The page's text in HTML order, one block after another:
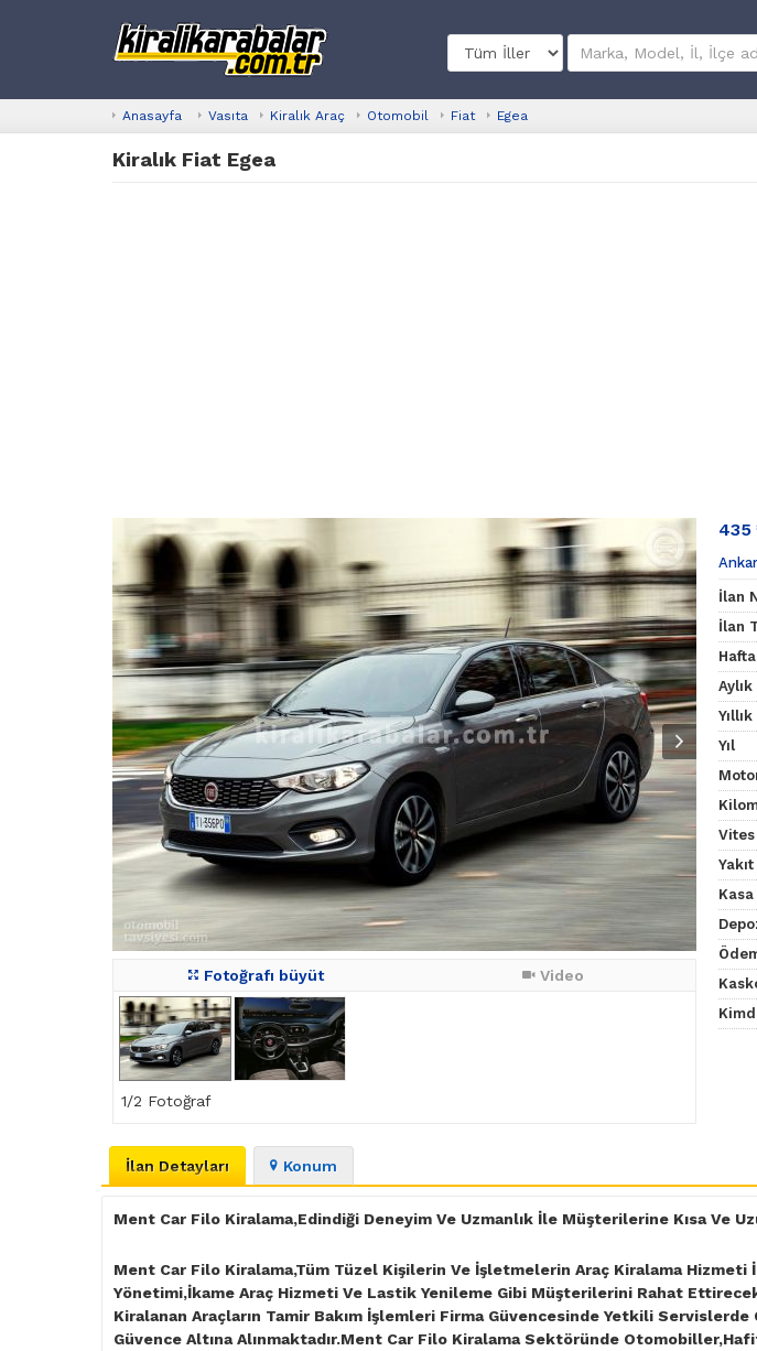
Anasayfa Vasıta Kiralık Araç Otomobil Fiat Egea
Kiralık Fiat Egea
Fotoğrafı büyüt Video
1/2 Fotoğraf
435
İlan
İlan
Yıl
Vites
Yakıt
İlan Detayları Konum
Ment Car Filo Kiralama,Edindiği Deneyim Ve Uzmanlık İle Müşterilerine Kısa Ve
Ment Car Filo Kiralama,Tüm Tüzel Kişilerin Ve İşletmelerin Araç Kiralama Hizmeti İle
Yönetimi,İkame Araç Hizmeti Ve Lastik Yenileme Gibi Müşterilerini Rahat
Kiralanan Araçların Tamir Bakım İşlemleri Firma Güvencesinde Yetkili
Güvence Altına Alınmaktadır.Ment Car Filo Kiralama Sektöründe